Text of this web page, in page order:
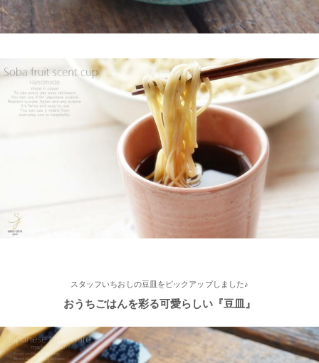
荷神社店が紹介されました。
≪おすすめ≫ちょこっとがうれしい♪何個あっても便利な手づく
り豆皿
≪第2弾 公式Youtubeチャンネル お買い物モニターアンバサダー
大募集☆≫ 詳しくはらいすぼ～るインスタグラムをチェッ
2025/2/4
が白いごはん器のお店 らいすぼーる 春日井店にいらっしゃいま
2025/2/4
スタッフいちおしの豆皿をピックアップしました♪
おうちごはんを彩る可愛らしい『豆皿』